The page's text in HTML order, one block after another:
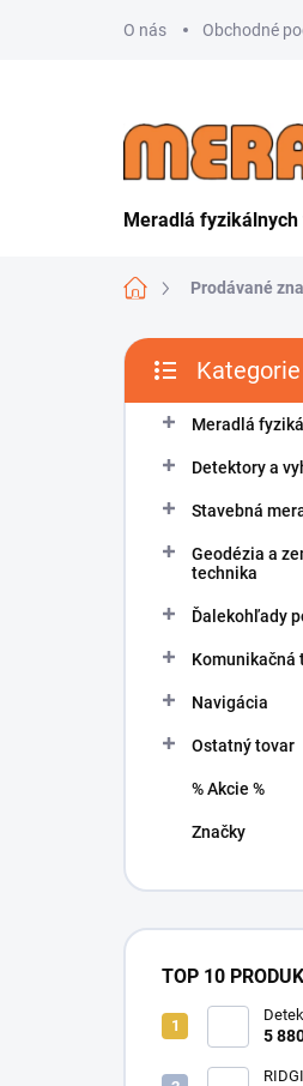
O nás Obchodné
Meradlá fyzikálnych
Domů Prodávané
P
s
kategorie
Kategorie
Meradlá
Detektory a
Stavebná
Geodézia a
technika
Ďalekohľady
Komunikačná
Navigácia
Ostatný tovar
% Akcie %
Značky
TOP 10
Find
5